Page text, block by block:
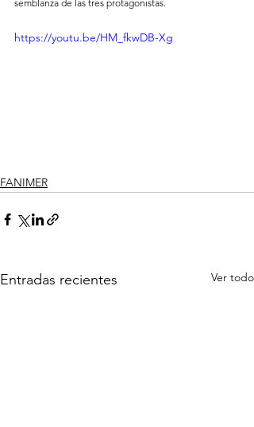
semblanza de las tres protagonistas.
https://youtu.be/HM_fkwDB-Xg
FANIMER
Entradas recientes Ver todo